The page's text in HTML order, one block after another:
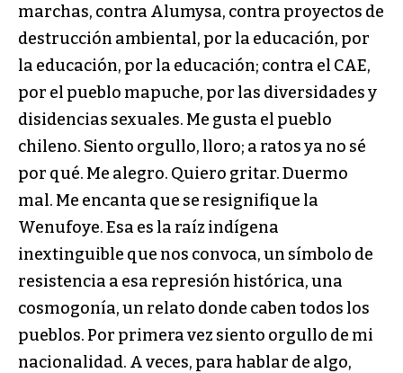
marchas, contra Alumysa, contra proyectos de
destrucción ambiental, por la educación, por
la educación, por la educación; contra el CAE,
por el pueblo mapuche, por las diversidades y
disidencias sexuales. Me gusta el pueblo
chileno. Siento orgullo, lloro; a ratos ya no sé
por qué. Me alegro. Quiero gritar. Duermo
mal. Me encanta que se resignifique la
Wenufoye. Esa es la raíz indígena
inextinguible que nos convoca, un símbolo de
resistencia a esa represión histórica, una
cosmogonía, un relato donde caben todos los
pueblos. Por primera vez siento orgullo de mi
nacionalidad. A veces, para hablar de algo,